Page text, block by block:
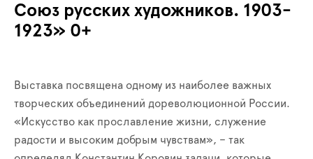
Союз русских художников. 1903-
1923» 0+
Выставка посвящена одному из наиболее важных
творческих объединений дореволюционной России.
«Искусство как прославление жизни, служение
радости и высоким добрым чувствам», – так